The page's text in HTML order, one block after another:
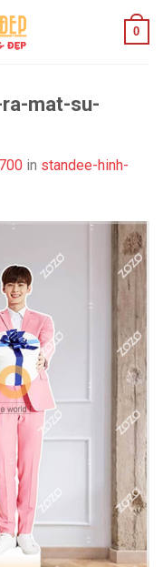
0
mat-su-
in standee-hinh-